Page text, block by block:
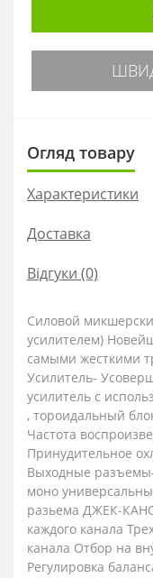
Огляд товару
Характеристики
Доставка
Відгуки (0)
Силовой
усилителем)
самыми жесткими
Усилитель-
усилитель с
, тороидальный
Частота
Принудительное
Выходные
моно
разьема ДЖЕК-
каждого канала
канала Отбор на
Регулировка